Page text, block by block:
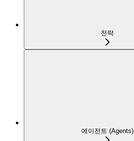
전략
에이전트 (Agents)